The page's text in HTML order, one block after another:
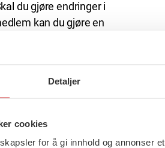
Detaljer
cookies
for å gi innhold og annonser
du gjøre endringer i
kan du gjøre en